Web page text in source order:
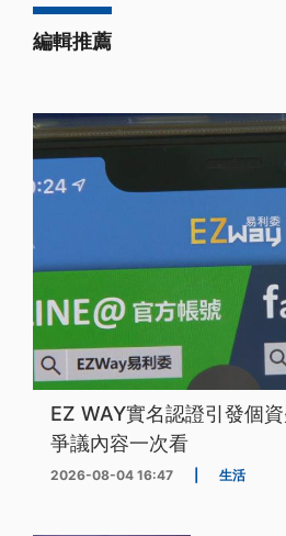
編輯推薦
EZ WAY實名認證引發個
爭議內容一次看
2026-08-04 16:47 生活